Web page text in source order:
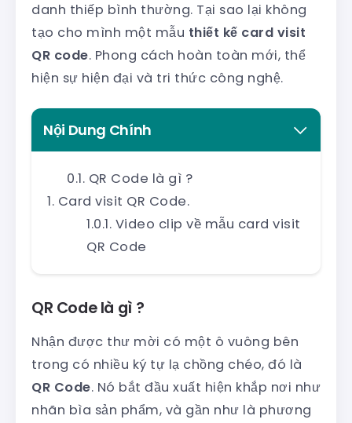
danh thiếp bình thường. Tại sao lại không
tạo cho mình một mẫu thiết kế card visit
QR code. Phong cách hoàn toàn mới, thể
hiện sự hiện đại và tri thức công nghệ.
Nội Dung Chính
QR Code là gì ?
Card visit QR Code.
Video clip về mẫu card visit
QR Code
QR Code là gì ?
Nhận được thư mời có một ô vuông bên
trong có nhiều ký tự lạ chồng chéo, đó là
QR Code. Nó bắt đầu xuất hiện khắp nơi như
nhãn bìa sản phẩm, và gần như là phương